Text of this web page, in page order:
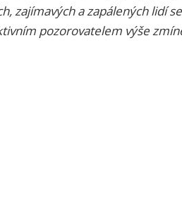
zajímavých a zapálených lidí
pozorovatelem výše